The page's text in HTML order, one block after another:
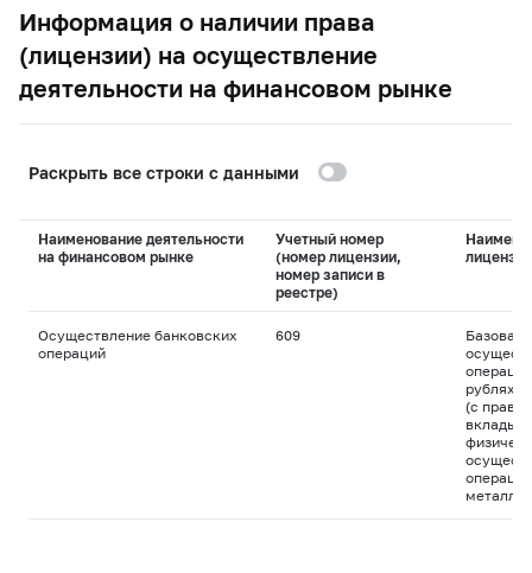
Информация о наличии права
(лицензии) на осуществление
деятельности на финансовом рынке
Раскрыть все строки с данными
Наименование деятельности
на финансовом рынке
Учетный номер
(номер лицензии,
номер записи в
реестре)
лицензии
Осуществление банковских
операций
609
Базовая
рублях и
(с
вклады